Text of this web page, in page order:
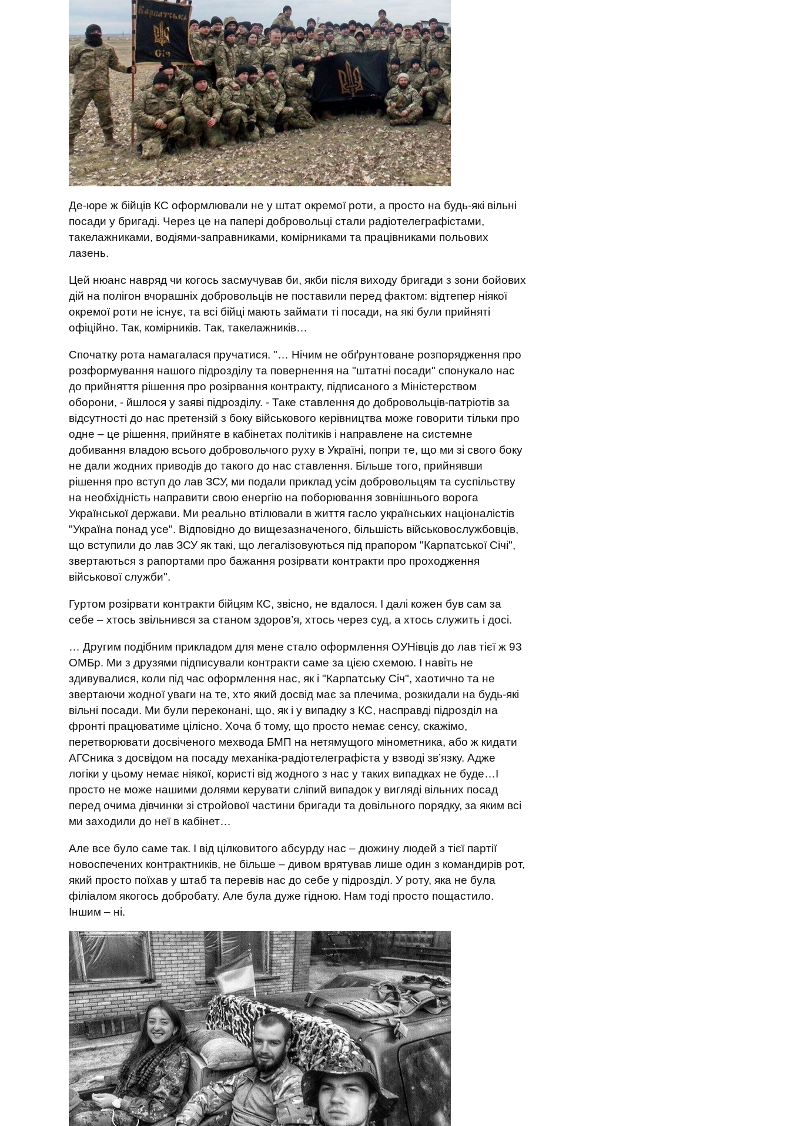
Де-юре ж бійців КС оформлювали не у штат окремої роти, а просто на будь-які вільні
посади у бригаді. Через це на папері добровольці стали радіотелеграфістами,
такелажниками, водіями-заправниками, комірниками та працівниками польових
лазень.
Цей нюанс навряд чи когось засмучував би, якби після виходу бригади з зони бойових
дій на полігон вчорашніх добровольців не поставили перед фактом: відтепер ніякої
окремої роти не існує, та всі бійці мають займати ті посади, на які були прийняті
офіційно. Так, комірників. Так, такелажників…
Спочатку рота намагалася пручатися. "… Нічим не обґрунтоване розпорядження про
розформування нашого підрозділу та повернення на "штатні посади" спонукало нас
до прийняття рішення про розірвання контракту, підписаного з Міністерством
оборони, - йшлося у заяві підрозділу. - Таке ставлення до добровольців-патріотів за
відсутності до нас претензій з боку військового керівництва може говорити тільки про
одне – це рішення, прийняте в кабінетах політиків і направлене на системне
добивання владою всього добровольчого руху в Україні, попри те, що ми зі свого боку
не дали жодних приводів до такого до нас ставлення. Більше того, прийнявши
рішення про вступ до лав ЗСУ, ми подали приклад усім добровольцям та суспільству
на необхідність направити свою енергію на поборювання зовнішнього ворога
Української держави. Ми реально втілювали в життя гасло українських націоналістів
"Україна понад усе". Відповідно до вищезазначеного, більшість військовослужбовців,
що вступили до лав ЗСУ як такі, що легалізовуються під прапором "Карпатської Січі",
звертаються з рапортами про бажання розірвати контракти про проходження
військової служби".
Гуртом розірвати контракти бійцям КС, звісно, не вдалося. І далі кожен був сам за
себе – хтось звільнився за станом здоров’я, хтось через суд, а хтось служить і досі.
… Другим подібним прикладом для мене стало оформлення ОУНівців до лав тієї ж 93
ОМБр. Ми з друзями підписували контракти саме за цією схемою. І навіть не
здивувалися, коли під час оформлення нас, як і "Карпатську Січ", хаотично та не
звертаючи жодної уваги на те, хто який досвід має за плечима, розкидали на будь-які
вільні посади. Ми були переконані, що, як і у випадку з КС, насправді підрозділ на
фронті працюватиме цілісно. Хоча б тому, що просто немає сенсу, скажімо,
перетворювати досвіченого мехвода БМП на нетямущого мінометника, або ж кидати
АГСника з досвідом на посаду механіка-радіотелеграфіста у взводі зв’язку. Адже
логіки у цьому немає ніякої, користі від жодного з нас у таких випадках не буде…І
просто не може нашими долями керувати сліпий випадок у вигляді вільних посад
перед очима дівчинки зі стройової частини бригади та довільного порядку, за яким всі
ми заходили до неї в кабінет…
Але все було саме так. І від цілковитого абсурду нас – дюжину людей з тієї партії
новоспечених контрактників, не більше – дивом врятував лише один з командирів рот,
який просто поїхав у штаб та перевів нас до себе у підрозділ. У роту, яка не була
філіалом якогось добробату. Але була дуже гідною. Нам тоді просто пощастило.
Іншим – ні.